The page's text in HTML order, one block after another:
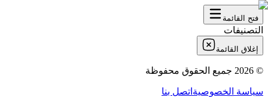
فتح القائمة
التصنيفات
إغلاق القائمة
©
2026 جميع الحقوق محفوظة
سياسة الخصوصية اتصل بنا